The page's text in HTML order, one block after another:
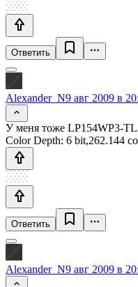
Ответить
Alexander_N9 авг 2009 в
У меня тоже LP154WP3-
Color Depth: 6 bit,262.144
Ответить
Alexander_N9 авг 2009 в